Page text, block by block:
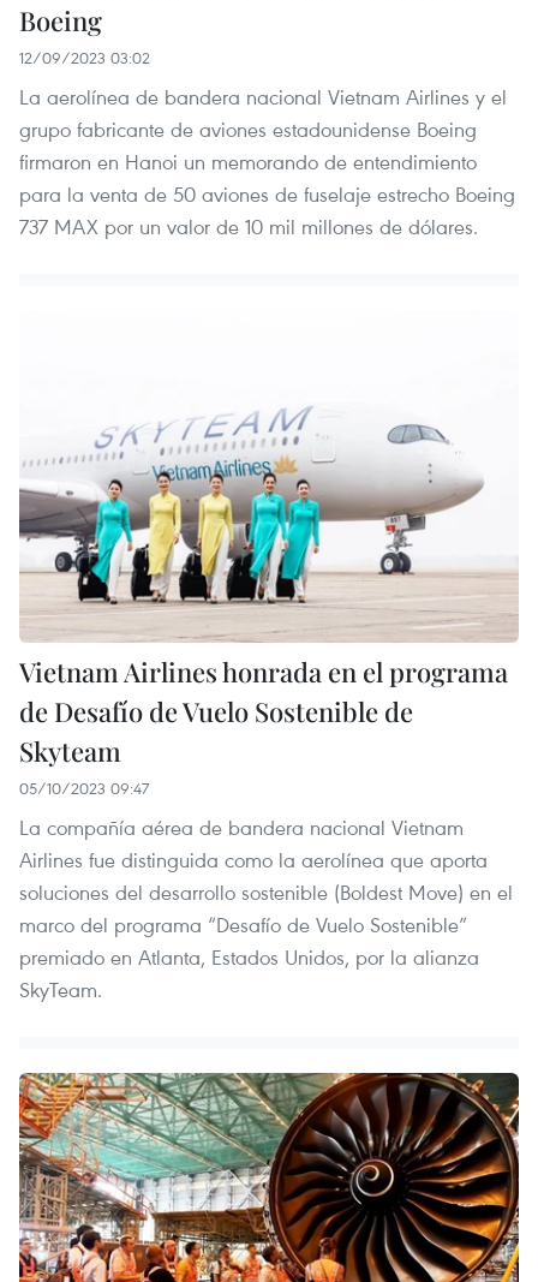
Boeing
12/09/2023 03:02
La aerolínea de bandera nacional Vietnam Airlines y el
grupo fabricante de aviones estadounidense Boeing
firmaron en Hanoi un memorando de entendimiento
para la venta de 50 aviones de fuselaje estrecho Boeing
737 MAX por un valor de 10 mil millones de dólares.
Vietnam Airlines honrada en el programa
de Desafío de Vuelo Sostenible de
Skyteam
05/10/2023 09:47
La compañía aérea de bandera nacional Vietnam
Airlines fue distinguida como la aerolínea que aporta
soluciones del desarrollo sostenible (Boldest Move) en el
marco del programa “Desafío de Vuelo Sostenible”
premiado en Atlanta, Estados Unidos, por la alianza
SkyTeam.